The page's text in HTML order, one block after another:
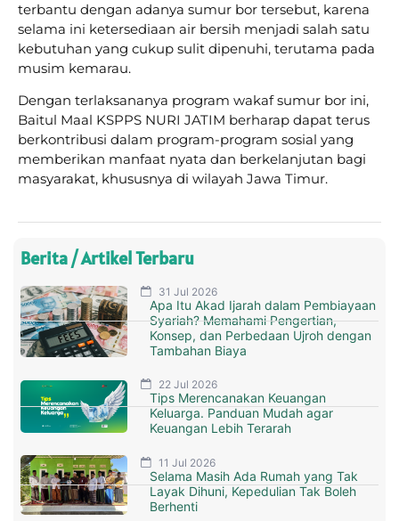
terbantu dengan adanya sumur bor tersebut, karena
selama ini ketersediaan air bersih menjadi salah satu
kebutuhan yang cukup sulit dipenuhi, terutama pada
musim kemarau.
Dengan terlaksananya program wakaf sumur bor ini,
Baitul Maal KSPPS NURI JATIM berharap dapat terus
berkontribusi dalam program-program sosial yang
memberikan manfaat nyata dan berkelanjutan bagi
masyarakat, khususnya di wilayah Jawa Timur.
Berita / Artikel Terbaru
31 Jul 2026
Apa Itu Akad Ijarah dalam Pembiayaan
Syariah? Memahami Pengertian,
Konsep, dan Perbedaan Ujroh dengan
Tambahan Biaya
22 Jul 2026
Tips Merencanakan Keuangan
Keluarga. Panduan Mudah agar
Keuangan Lebih Terarah
11 Jul 2026
Selama Masih Ada Rumah yang Tak
Layak Dihuni, Kepedulian Tak Boleh
Berhenti